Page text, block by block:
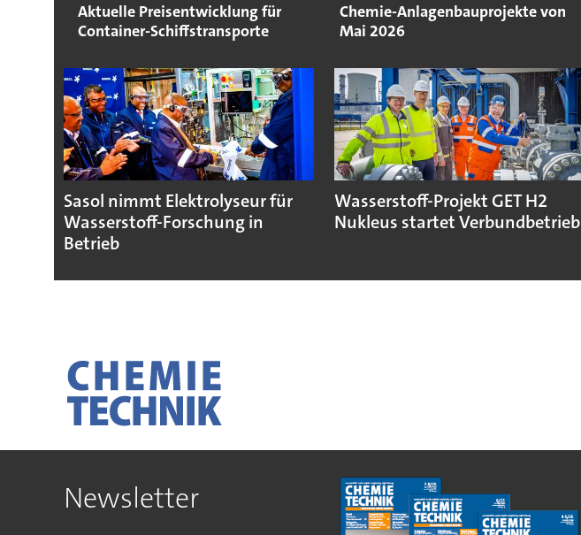
Aktuelle Preisentwicklung für
Container-Schiffstransporte
Chemie-Anlagenbauprojekte von
Mai 2026
Sasol nimmt Elektrolyseur für
Wasserstoff-Forschung in
Betrieb
Wasserstoff-Projekt GET H2
Nukleus startet Verbundbetrieb
Newsletter